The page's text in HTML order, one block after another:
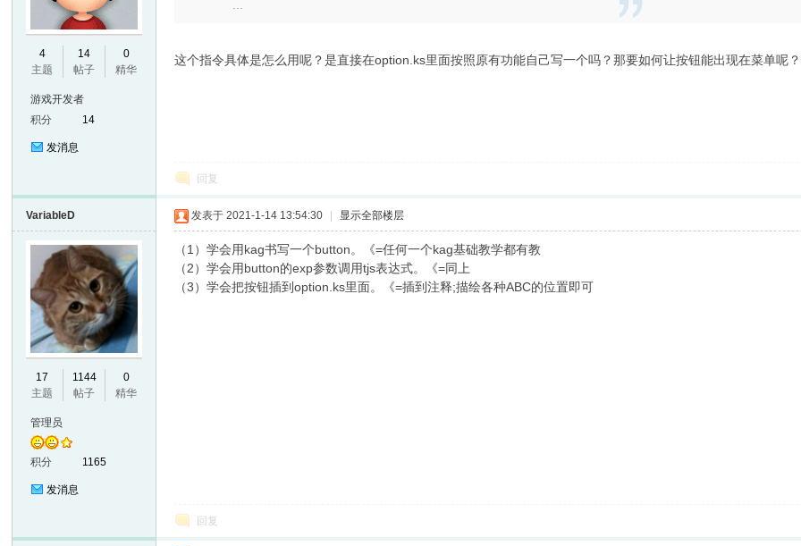
4
主题
14
帖子
0
精华
游戏开发者
积分
14
发消息
这个指令具体是怎么用呢？是直接在option.ks里面按照原有功能自己写一个吗？那要如何让按钮能出现在菜单呢
回复
VariableD
17
主题
1144
帖子
0
精华
管理员
积分 1165
发消息
发表于 2021-1-14 13:54:30 显示全部楼层
（1）学会用kag书写一个button。《=任何一个kag基础教学都有教
（2）学会用button的exp参数调用tjs表达式。《=同上
（3）学会把按钮插到option.ks里面。《=插到注释;描绘各种ABC的位置即可
回复